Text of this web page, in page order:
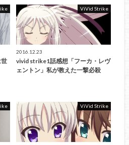
ViVid Strike
2016.12.23
vivid strike1話感想「フーカ・レヴ
ェントン」私が教えた一撃必殺
ViVid Strike